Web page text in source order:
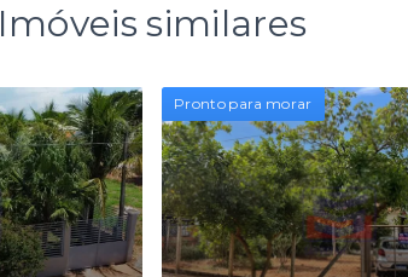
Imóveis similares
Pronto para morar